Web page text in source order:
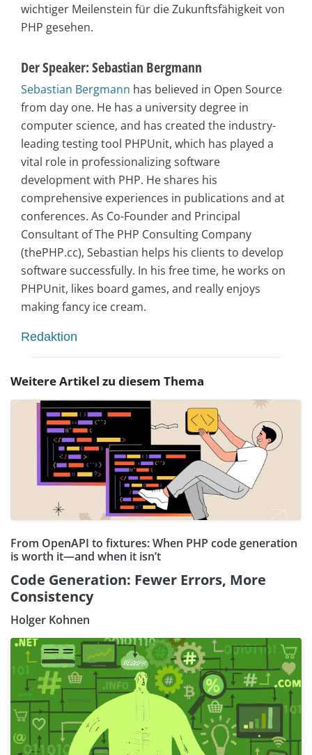
wichtiger Meilenstein für die Zukunftsfähigkeit von
PHP gesehen.
Der Speaker: Sebastian Bergmann
Sebastian Bergmann has believed in Open Source
from day one. He has a university degree in
computer science, and has created the industry-
leading testing tool PHPUnit, which has played a
vital role in professionalizing software
development with PHP. He shares his
comprehensive experiences in publications and at
conferences. As Co-Founder and Principal
Consultant of The PHP Consulting Company
(thePHP.cc), Sebastian helps his clients to develop
software successfully. In his free time, he works on
PHPUnit, likes board games, and really enjoys
making fancy ice cream.
Redaktion
Weitere Artikel zu diesem Thema
From OpenAPI to fixtures: When PHP code generation
is worth it—and when it isn’t
Code Generation: Fewer Errors, More
Consistency
Holger Kohnen